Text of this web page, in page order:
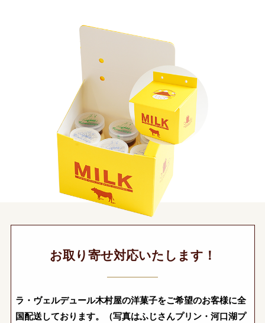
お取り寄せ対応いたします！
ラ・ヴェルデュール木村屋の洋菓子をご希望のお客様に全
国配送しております。（写真はふじさんプリン・河口湖プ